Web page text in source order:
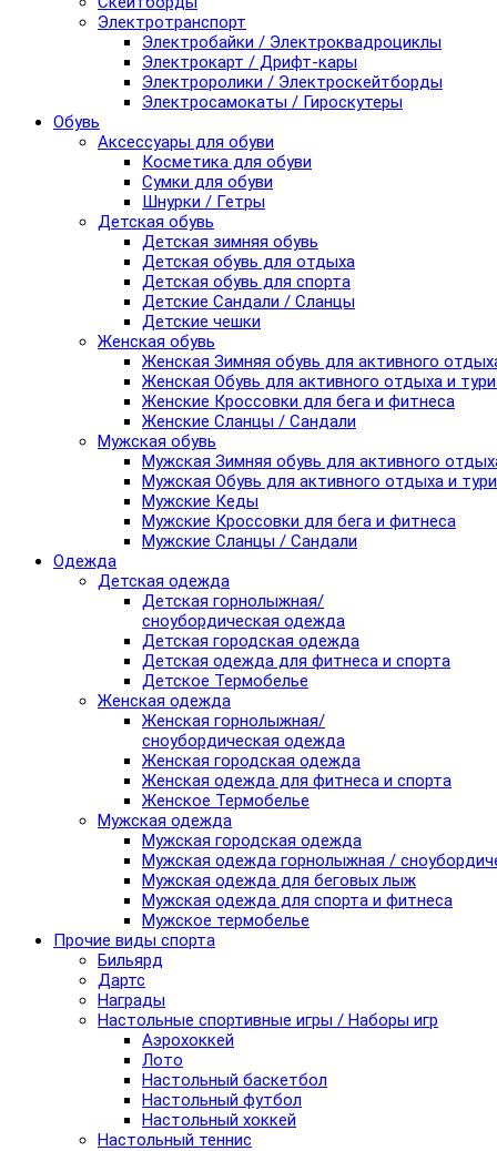
Электротранспорт
Электробайки / Электроквадроциклы
Электрокарт / Дрифт-кары
Электроролики / Электроскейтборды
Электросамокаты / Гироскутеры
Обувь
Аксессуары для обуви
Косметика для обуви
Сумки для обуви
Шнурки / Гетры
Детская обувь
Детская зимняя обувь
Детская обувь для отдыха
Детская обувь для спорта
Детские Сандали / Сланцы
Детские чешки
Женская обувь
Женская Зимняя обувь для активного
Женская Обувь для активного отдыха и
Женские Кроссовки для бега и фитнеса
Женские Сланцы / Сандали
Мужская обувь
Мужская Зимняя обувь для активного
Мужская Обувь для активного отдыха и
Мужские Кеды
Мужские Кроссовки для бега и фитнеса
Мужские Сланцы / Сандали
Одежда
Детская одежда
Детская горнолыжная/
сноубордическая одежда
Детская городская одежда
Детская одежда для фитнеса и спорта
Детское Термобелье
Женская одежда
Женская горнолыжная/
сноубордическая одежда
Женская городская одежда
Женская одежда для фитнеса и спорта
Женское Термобелье
Мужская одежда
Мужская городская одежда
Мужская одежда горнолыжная /
Мужская одежда для беговых лыж
Мужская одежда для спорта и фитнеса
Мужское термобелье
Прочие виды спорта
Бильярд
Дартс
Награды
Настольные спортивные игры / Наборы игр
Аэрохоккей
Лото
Настольный баскетбол
Настольный футбол
Настольный хоккей
Настольный теннис